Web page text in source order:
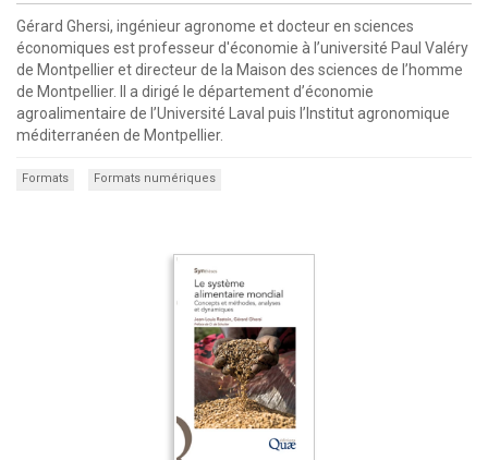
Gérard Ghersi, ingénieur agronome et docteur en sciences
économiques est professeur d'économie à l’université Paul Valéry
de Montpellier et directeur de la Maison des sciences de l’homme
de Montpellier. Il a dirigé le département d’économie
agroalimentaire de l’Université Laval puis l’Institut agronomique
méditerranéen de Montpellier.
Formats Formats numériques